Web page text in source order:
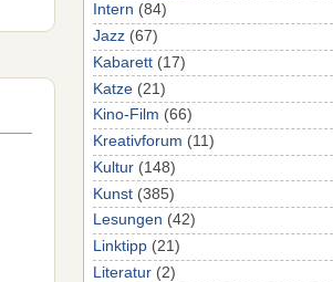
Intern (84)
Jazz (67)
Kabarett (17)
Katze (21)
Kino-Film (66)
Kreativforum (11)
Kultur (148)
Kunst (385)
Lesungen (42)
Linktipp (21)
Literatur (2)